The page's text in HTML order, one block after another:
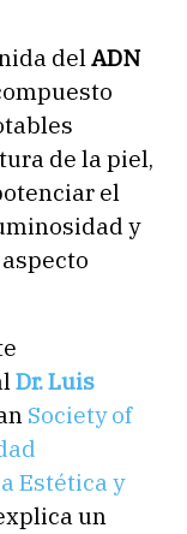
del ADN
de la piel,
el
y
Dr. Luis
Society of
Estética y
un